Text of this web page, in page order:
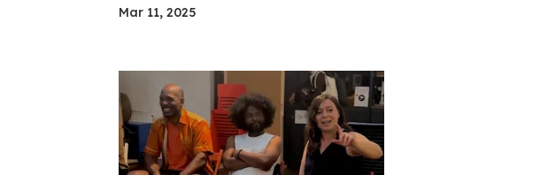
Mar 11, 2025